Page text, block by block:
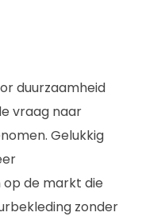
duurzaamheid
vraag naar
Gelukkig
de markt die
zonder